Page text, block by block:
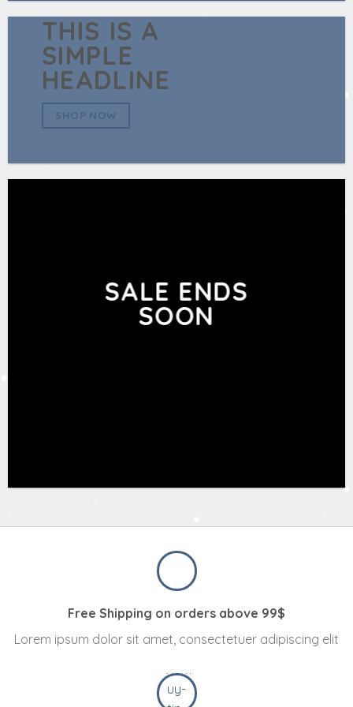
THIS IS A
SIMPLE
HEADLINE
SHOP NOW
SALE ENDS
SOON
Free Shipping on orders above 99$
Lorem ipsum dolor sit amet, consectetuer adipiscing elit